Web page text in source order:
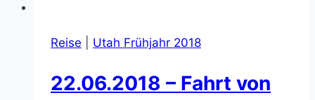
Reise Utah Frühjahr 2018
22.06.2018 – Fahrt von